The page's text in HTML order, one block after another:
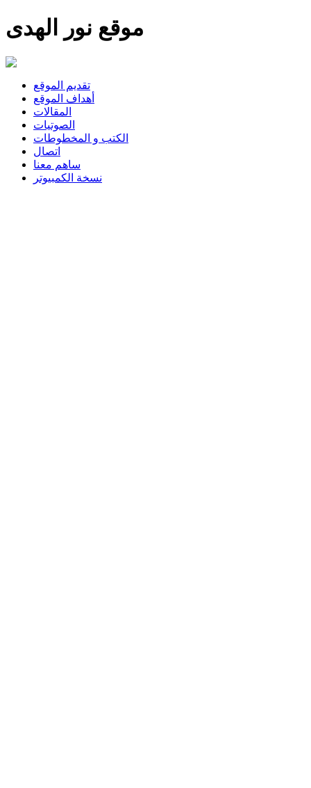
موقع نور الهدى
تقديم الموقع
أهداف الموقع
المقالات
الصوتيات
الكتب و المخطوطات
اتصال
ساهم معنا
نسخة الكمبيوتر